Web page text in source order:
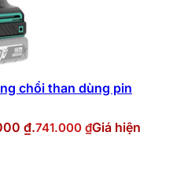
chổi than dùng pin
₫.741.000 ₫Giá hiện